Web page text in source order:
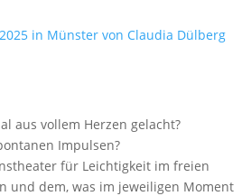
in Münster von Claudia Dülberg
aus vollem Herzen gelacht?
Impulsen?
für Leichtigkeit im freien
und dem, was im jeweiligen Moment